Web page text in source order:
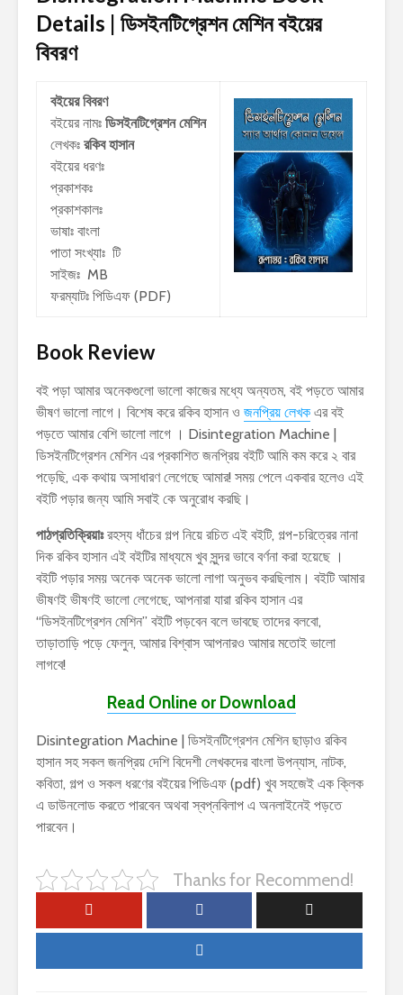
Details | ডিসইনটিগ্রেশন মেশিনবইয়ের
বিবরণ
বইয়ের বিবরণ
বইয়ের নামঃ ডিসইনটিগ্রেশন মেশিন
লেখকঃ রকিব হাসান
বইয়ের ধরণঃ
প্রকাশকঃ
প্রকাশকালঃ
ভাষাঃ বাংলা
পাতা সংখ্যাঃ টি
সাইজঃ MB
ফরম্যাটঃ পিডিএফ (PDF)
Book Review
বই পড়া আমার অনেকগুলো ভালো কাজের মধ্যে অন্যতম, বই পড়তে আমার
ভীষণ ভালো লাগে। বিশেষ করে রকিব হাসান ও জনপ্রিয় লেখক এর বই
পড়তে আমার বেশি ভালো লাগে । Disintegration Machine |
ডিসইনটিগ্রেশন মেশিন এর প্রকাশিত জনপ্রিয় বইটি আমি কম করে ২ বার
পড়েছি, এক কথায় অসাধারণ লেগেছে আমার! সময় পেলে একবার হলেও এই
বইটি পড়ার জন্য আমি সবাই কে অনুরোধ করছি।
পাঠপ্রতিক্রিয়াঃরহস্য ধাঁচের গল্প নিয়ে রচিত এই বইটি, গল্প-চরিত্রের নানা
দিক রকিব হাসান এই বইটির মাধ্যমে খুব সুন্দর ভাবে বর্ণনা করা হয়েছে ।
বইটি পড়ার সময় অনেক অনেক ভালো লাগা অনুভব করছিলাম। বইটি আমার
ভীষণই ভীষণই ভালো লেগেছে, আপনারা যারা রকিব হাসান এর
“ডিসইনটিগ্রেশন মেশিন” বইটি পড়বেন বলে ভাবছে তাদের বলবো,
তাড়াতাড়ি পড়ে ফেলুন, আমার বিশ্বাস আপনারও আমার মতোই ভালো
লাগবে!
Read Online or Download
Disintegration Machine | ডিসইনটিগ্রেশন মেশিন ছাড়াও রকিব
হাসান সহ সকল জনপ্রিয় দেশি বিদেশী লেখকদের বাংলা উপন্যাস, নাটক,
কবিতা, গল্প ও সকল ধরণের বইয়ের পিডিএফ (pdf) খুব সহজেই এক ক্লিক
এ ডাউনলোড করতে পারবেন অথবা স্বপ্নবিলাপ এ অনলাইনেই পড়তে
পারবেন।
Thanks for Recommend!